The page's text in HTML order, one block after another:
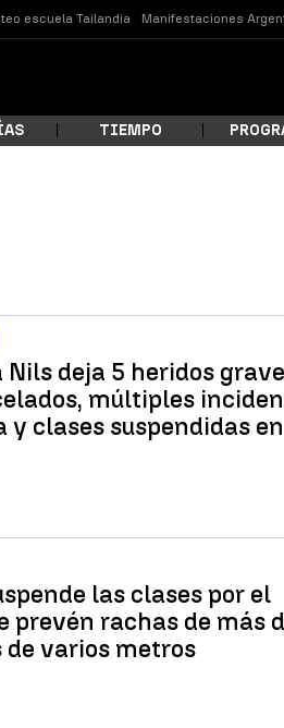
escuela Tailandia Manifestaciones
TIEMPO
deja 5 heridos
múltiples
y clases suspendidas en
las clases por el
prevén rachas de más
varios metros